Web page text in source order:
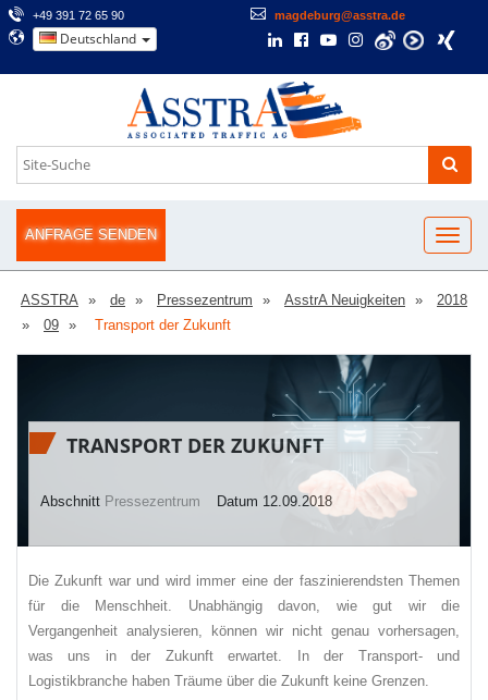
+49 391 72 65 90 magdeburg@asstra.de
Deutschland
ANFRAGE SENDEN
ASSTRA de Pressezentrum AsstrA Neuigkeiten
2018
09
Transport der Zukunft
TRANSPORT DER ZUKUNFT
Abschnitt Pressezentrum Datum 12.09.2018
Die Zukunft war und wird immer eine der faszinierendsten Themen
für die Menschheit. Unabhängig davon, wie gut wir die
Vergangenheit analysieren, können wir nicht genau vorhersagen,
was uns in der Zukunft erwartet. In der Transport- und
Logistikbranche haben Träume über die Zukunft keine Grenzen.